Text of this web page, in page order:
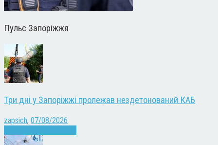
Пульс Запоріжжя
Три дні у Запоріжжі пролежав нездетонований КАБ
zapsich, 07/08/2026